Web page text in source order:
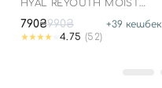
HYAL REYOUTH MOIST
790₴990₴ +39 кешбек
4.75 (52)